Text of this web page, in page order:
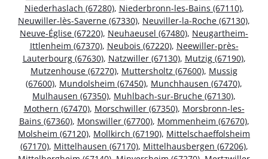
Niederhaslach (67280), Niederbronn-les-Bains (67110),
Neuwiller-lès-Saverne (67330), Neuviller-la-Roche (67130),
Neuve-Église (67220), Neuhaeusel (67480), Neugartheim-
Ittlenheim (67370), Neubois (67220), Neewiller-près-
Lauterbourg (67630), Natzwiller (67130), Mutzig (67190),
Mutzenhouse (67270), Muttersholtz (67600), Mussig
(67600), Mundolsheim (67450), Munchhausen (67470),
Mulhausen (67350), Muhlbach-sur-Bruche (67130),
Mothern (67470), Morschwiller (67350), Morsbronn-les-
Bains (67360), Monswiller (67700), Mommenheim (67670),
Molsheim (67120), Mollkirch (67190), Mittelschaeffolsheim
(67170), Mittelhausen (67170), Mittelhausbergen (67206),